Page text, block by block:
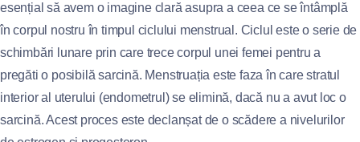
esențial să avem o imagine clară asupra a ceea ce se întâmplă
în corpul nostru în timpul ciclului menstrual. Ciclul este o serie de
schimbări lunare prin care trece corpul unei femei pentru a
pregăti o posibilă sarcină. Menstruația este faza în care stratul
interior al uterului (endometrul) se elimină, dacă nu a avut loc o
sarcină. Acest proces este declanșat de o scădere a nivelurilor